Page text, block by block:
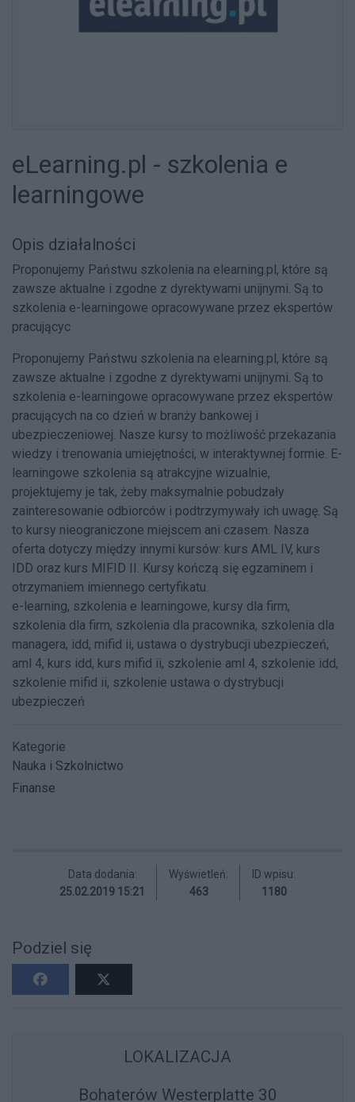
eLearning.pl - szkolenia e
learningowe
Opis działalności
Proponujemy Państwu szkolenia na elearning.pl, które są
zawsze aktualne i zgodne z dyrektywami unijnymi. Są to
szkolenia e-learningowe opracowywane przez ekspertów
pracującyc
Proponujemy Państwu szkolenia na elearning.pl, które są
zawsze aktualne i zgodne z dyrektywami unijnymi. Są to
szkolenia e-learningowe opracowywane przez ekspertów
pracujących na co dzień w branży bankowej i
ubezpieczeniowej. Nasze kursy to możliwość przekazania
wiedzy i trenowania umiejętności, w interaktywnej formie. E-
learningowe szkolenia są atrakcyjne wizualnie,
projektujemy je tak, żeby maksymalnie pobudzały
zainteresowanie odbiorców i podtrzymywały ich uwagę. Są
to kursy nieograniczone miejscem ani czasem. Nasza
oferta dotyczy między innymi kursów: kurs AML IV, kurs
IDD oraz kurs MIFID II. Kursy kończą się egzaminem i
otrzymaniem imiennego certyfikatu.
e-learning, szkolenia e learningowe, kursy dla firm,
szkolenia dla firm, szkolenia dla pracownika, szkolenia dla
managera, idd, mifid ii, ustawa o dystrybucji ubezpieczeń,
aml 4, kurs idd, kurs mifid ii, szkolenie aml 4, szkolenie idd,
szkolenie mifid ii, szkolenie ustawa o dystrybucji
ubezpieczeń
Kategorie
Nauka i Szkolnictwo
Finanse
Data dodania:
25.02.2019 15:21
Wyświetleń:
463
ID wpisu:
1180
Podziel się
LOKALIZACJA
Bohaterów Westerplatte 30